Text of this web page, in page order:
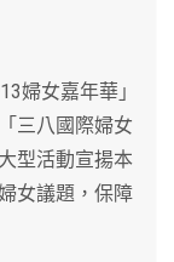
婦女嘉年華」
三八國際婦女
型活動宣揚本
女議題，保障